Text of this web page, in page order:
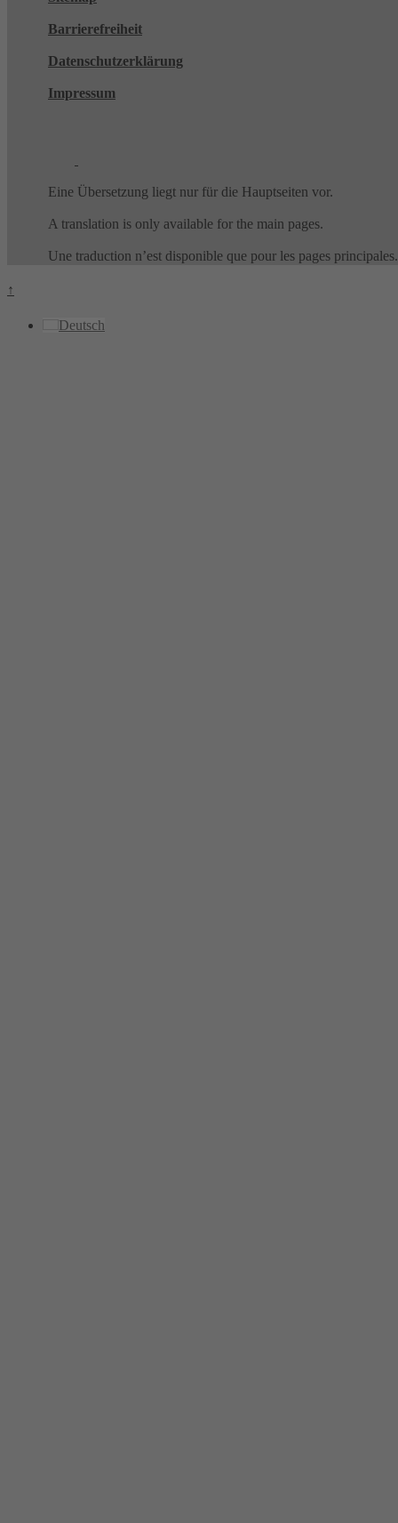
Barrierefreiheit
Datenschutzerklärung
Impressum
Eine Übersetzung liegt nur für die Hauptseiten vor.
A translation is only available for the main pages.
Une traduction n’est disponible que pour les pages principales.
↑
Deutsch